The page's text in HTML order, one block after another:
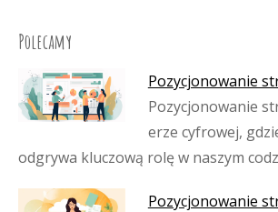
Polecamy
Pozycjonowanie
Pozycjonowanie
erze cyfrowej,
odgrywa kluczową rolę w naszym
Pozycjonowanie